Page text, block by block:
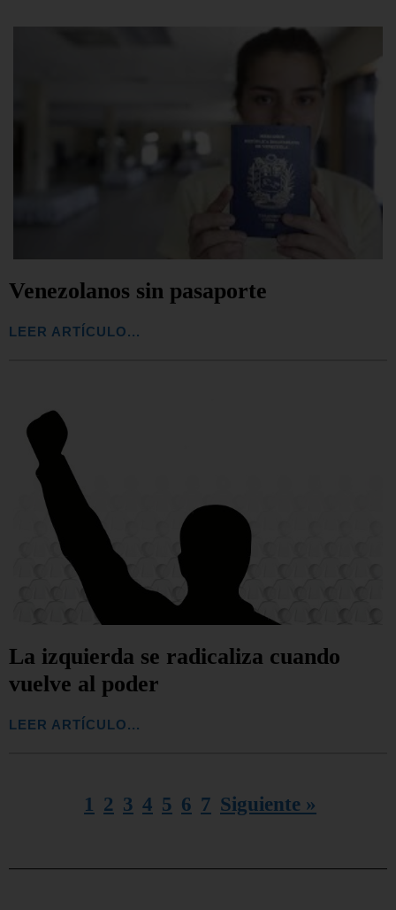
Venezolanos sin pasaporte
LEER ARTÍCULO...
La izquierda se radicaliza cuando
vuelve al poder
LEER ARTÍCULO...
1 2 3 4 5 6 7 Siguiente »